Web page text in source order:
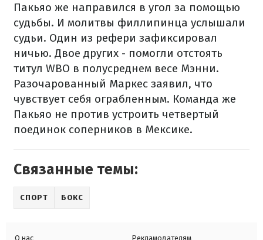
Пакьяо же направился в угол за помощью
судьбы. И молитвы филлипинца услышали
судьи. Один из рефери зафиксировал
ничью. Двое других - помогли отстоять
титул WBO в полусреднем весе Мэнни.
Разочарованный Маркес заявил, что
чувствует себя ограбленным. Команда же
Пакьяо не против устроить четвертый
поединок соперников в Мексике.
Связанные темы:
СПОРТ БОКС
О нас Рекламодателям